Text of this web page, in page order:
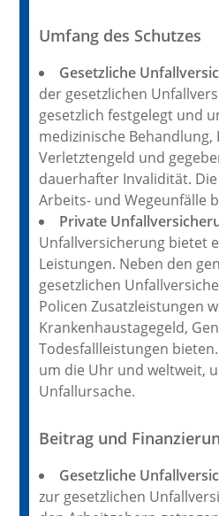
Umfang des Schutzes
Gesetzliche
der gesetzlichen
gesetzlich festgelegt und
medizinische Behandlung,
Verletztengeld und
dauerhafter Invalidität.
Arbeits- und Wegeunfälle
Private
Unfallversicherung bietet
Leistungen. Neben den
gesetzlichen
Policen Zusatzleistungen
Krankenhaustagegeld,
Todesfallleistungen
um die Uhr und weltweit,
Unfallursache.
Beitrag und
Gesetzliche
zur gesetzlichen